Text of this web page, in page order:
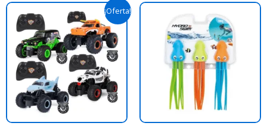
¡Oferta!
Original
price
was:
$ 88.900,00.
Current
price
is:
$ 79.990,00.
This
product
may